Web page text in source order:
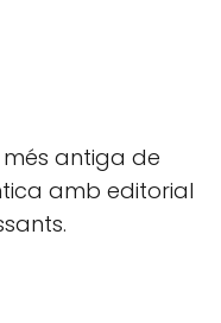
antiga de
amb editorial